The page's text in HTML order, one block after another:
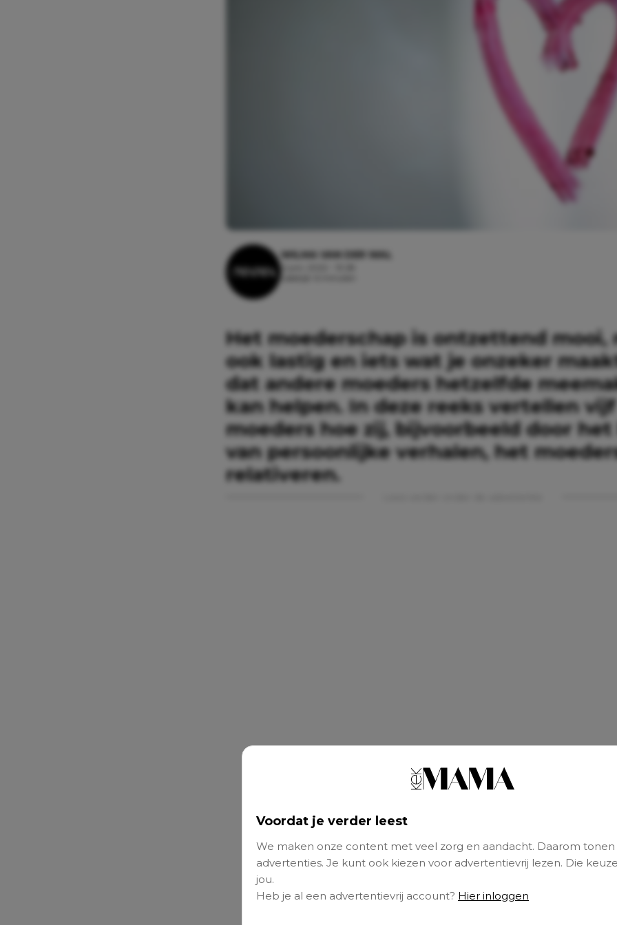
Voordat je verder leest
We maken onze content met veel zorg en aandacht. Daarom
advertenties. Je kunt ook kiezen voor advertentievrij lezen. Die
jou.
Heb je al een advertentievrij account? Hier inloggen
Het moederschap is ontzettend mooi,
ook lastig en iets wat je onzeker
dat andere moeders hetzelfde
kan helpen. In deze reeks vertellen vijf
moeders hoe zij, bijvoorbeeld door het
van persoonlijke verhalen, het
relativeren.